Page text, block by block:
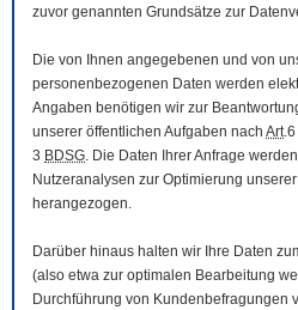
zuvor genannten Grundsätze zur
Die von Ihnen angegebenen und von
personenbezogenen Daten werden
Angaben benötigen wir zur
unserer öffentlichen Aufgaben nach Art.6
3 BDSG. Die Daten Ihrer Anfrage
Nutzeranalysen zur Optimierung
herangezogen.
Darüber hinaus halten wir Ihre Daten
(also etwa zur optimalen Bearbeitung
Durchführung von Kundenbefragungen